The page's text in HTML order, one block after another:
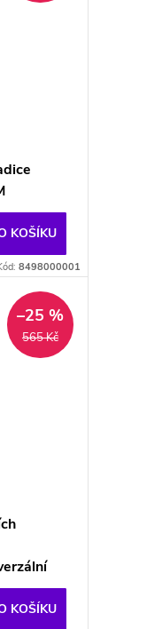
KOŠÍKU
8498000001
565 Kč
–25 %
KOŠÍKU